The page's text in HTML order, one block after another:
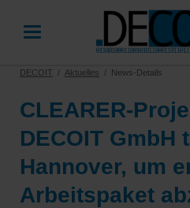
DECOIT Aktuelles News-Details
CLEARER-
DECOIT GmbH
Hannover, um
Arbeitspaket